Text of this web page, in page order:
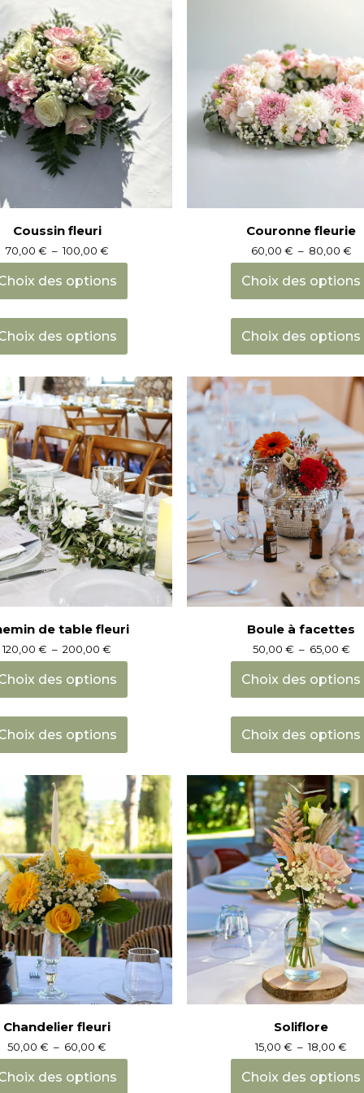
être
choisies
sur
la
page
du
produit
Coussin fleuri
70,00 € – 100,00 €Plage
de
prix :
70,00 €
à
100,00 €
des options
des options
Ce
a
plusieurs
variations.
Les
options
peuvent
être
choisies
sur
la
page
du
produit
Couronne fleurie
60,00 € – 80,00 €
à
Choix des options
Choix des options
de table fleuri
120,00€ – 200,00€
de
prix :
120,00 €
à
des options
des options
Ce
a
plusieurs
variations.
Les
options
peuvent
être
choisies
sur
la
page
du
produit
Boule à facettes
50,00 € – 65,00 €
de
à
Choix des options
Choix des options
Chandelier fleuri
50,00€ – 60,00€
de
prix :
50,00 €
des options
Soliflore
15,00€ – 18,00€
de
prix :
Choix des options